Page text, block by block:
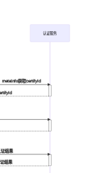
认证服务
metaInfo获取certifyId
证结果
结果